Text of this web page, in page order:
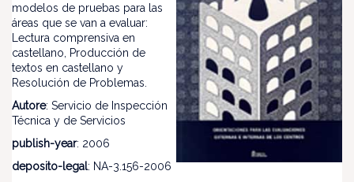
modelos de pruebas para las
áreas que se van a evaluar:
Lectura comprensiva en
castellano, Producción de
textos en castellano y
Resolución de Problemas.
Autore: Servicio de Inspección
Técnica y de Servicios
publish-year: 2006
deposito-legal: NA-3.156-2006